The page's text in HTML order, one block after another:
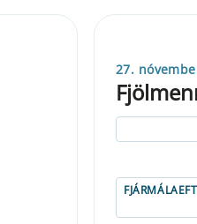
27.